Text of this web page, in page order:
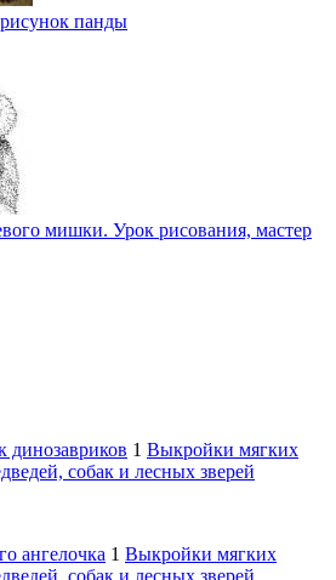
панды
мишки. Урок рисования, мастер
динозавриков 1 Выкройки мягких
собак и лесных зверей
ангелочка 1 Выкройки мягких